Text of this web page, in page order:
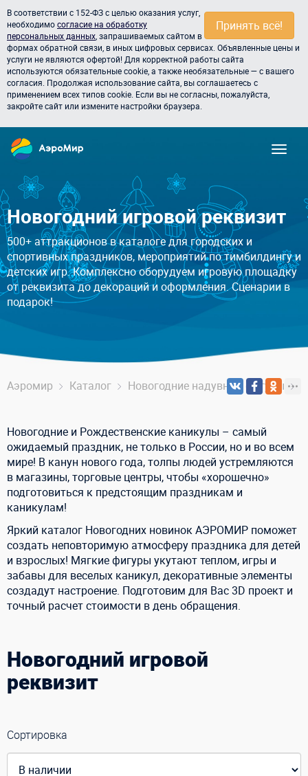
Принять всё!
В соответствии с 152-ФЗ с целью оказания услуг,
необходимосогласие на обработку
персональных данных , запрашиваемых сайтом в
формах обратной связи, в иных цифровых сервисах. Объявленные цены и
услуги не являются офертой! Для корректной работы сайта
используются обязательные cookie, а также необязательные — с вашего
согласия. Продолжая использование сайта, вы соглашаетесь с
применением всех типов cookie. Если вы не согласны, пожалуйста,
закройте сайт или измените настройки браузера.
Новогодний игровой реквизит
500+ аттракционов в каталоге для городских и
спортивных праздников, мероприятий по тимбилдингу и
детских игр. Комплексно оборудуем игровую площадку
от реквизита до декораций и оформления. Сценарии в
подарок!
Аэромир Каталог Новогодние надувные фигуры
Новогодние и Рождественские каникулы – самый
ожидаемый праздник, не только в России, но и во всем
мире! В канун нового года, толпы людей устремляются
в магазины, торговые центры, чтобы «хорошечно»
подготовиться к предстоящим праздникам и
каникулам!
Яркий каталог Новогодних новинок АЭРОМИР поможет
создать неповторимую атмосферу праздника для детей
и взрослых! Мягкие фигуры укутают теплом, игры и
забавы для веселых каникул, декоративные элементы
создадут настроение. Подготовим для Вас 3D проект и
точный расчет стоимости в день обращения.
Новогодний игровой
реквизит
Сортировка